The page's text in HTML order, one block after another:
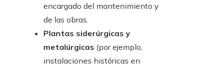
encargado del mantenimiento y
de las obras.
Plantas siderúrgicas y
metalúrgicas (por ejemplo,
instalaciones históricas en